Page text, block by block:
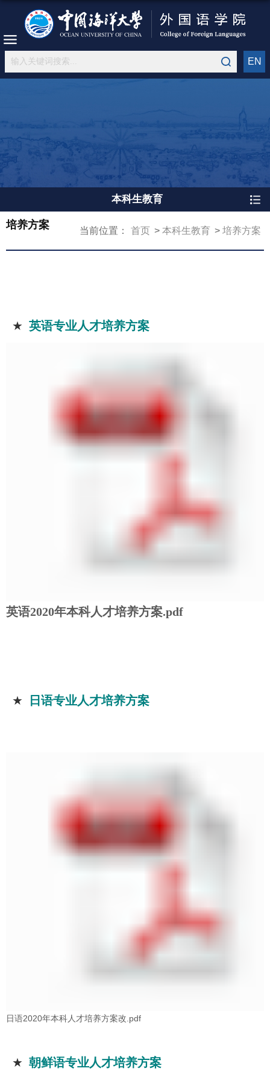
EN
本科生教育
当前位置： 首页 本科生教育 培养方案
培养方案
★ 英语专业人才培养方案
英语2020年本科人才培养方案.pdf
★ 日语专业人才培养方案
日语2020年本科人才培养方案改.pdf
★ 朝鲜语专业人才培养方案